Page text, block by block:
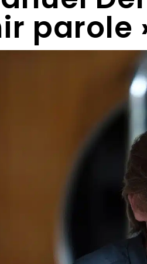
parole